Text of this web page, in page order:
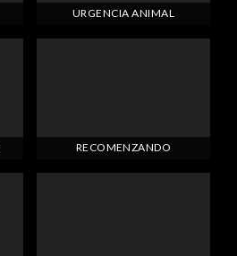
URGENCIA ANIMAL
RECOMENZANDO